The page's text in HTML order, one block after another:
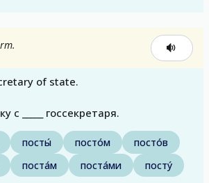
of state.
с _____ госсекретаря.
посты́ посто́м
посто́в
поста́м поста́ми посту́